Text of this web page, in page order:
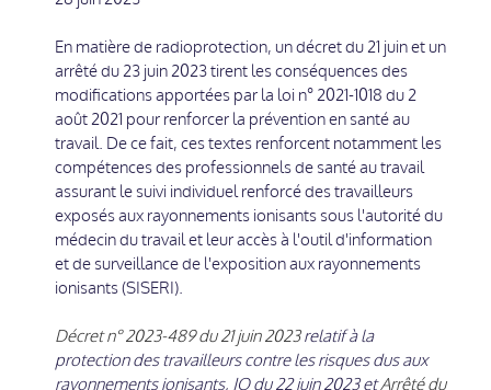
En matière de radioprotection, un décret du 21 juin et un
arrêté du 23 juin 2023 tirent les conséquences des
modifications apportées par la loi n° 2021-1018 du 2
août 2021 pour renforcer la prévention en santé au
travail. De ce fait, ces textes renforcent notamment les
compétences des professionnels de santé au travail
assurant le suivi individuel renforcé des travailleurs
exposés aux rayonnements ionisants sous l'autorité du
médecin du travail et leur accès à l'outil d'information
et de surveillance de l'exposition aux rayonnements
ionisants (SISERI).
Décret n° 2023-489 du 21 juin 2023relatif à la
protection des travailleurs contre les risques dus aux
rayonnements ionisants, JO du 22 juin 2023 etArrêté du